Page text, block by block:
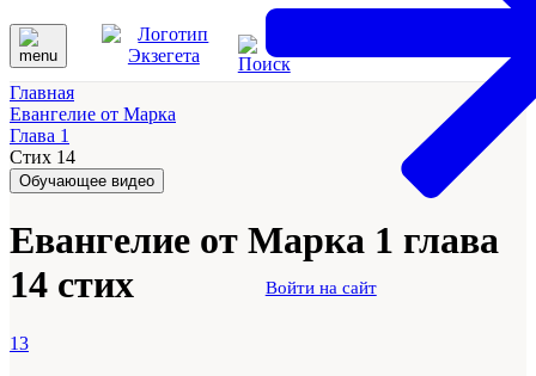
Войти на сайт
Главная
Евангелие от Марка
Глава 1
Стих 14
Обучающее видео
Евангелие от Марка 1 глава
14 стих
13